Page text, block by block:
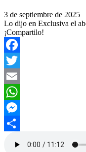
3 de septiembre de 2025
Lo dijo en Exclusiva el
¡Compartilo!
Facebook
Twitter
Email
WhatsApp
Messenger